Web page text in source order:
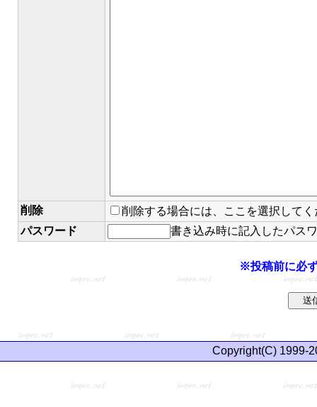
削除
削除する場合には、ここを選択してく
パスワード
書き込み時に記入したパス
※投稿前に必
Copyright(C) 1999-